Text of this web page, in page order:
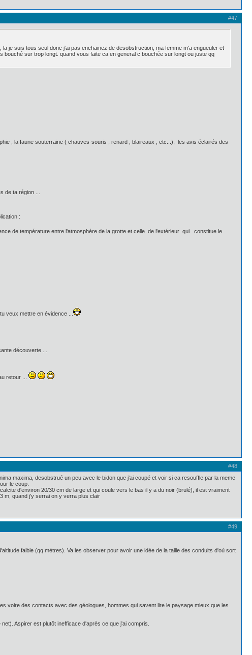
#47
je suis tous seul donc j'ai pas enchainez de desobstruction, ma femme m'a engueuler et
sur trop longt. quand vous faite ca en general c bouchée sur longt ou juste qq
, la faune souterraine ( chauves-souris , renard , blaireaux , etc...), les avis éclairés des
de ta région ...
:
de température entre l'atmosphère de la grotte et celle de l'extérieur qui constitue le
veux mettre en évidence ...
découverte ...
retour ...
#48
maxima, desobstrué un peu avec le bidon que j'ai coupé et voir si ca resouffle par la meme
le coup.
d'environ 20/30 cm de large et qui coule vers le bas il y a du noir (brulé), il est vraiment
m, quand j'y serrai on y verra plus clair
#49
faible (qq mètres). Va les observer pour avoir une idée de la taille des conduits d'où sort
voire des contacts avec des géologues, hommes qui savent lire le paysage mieux que les
Aspirer est plutôt inefficace d'après ce que j'ai compris.